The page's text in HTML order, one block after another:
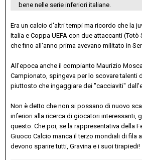
bene nelle serie inferiori italiane.
Era un calcio d'altri tempi ma ricordo che la
Italia e Coppa UEFA con due attaccanti (Totò
che fino all'anno prima avevano militato in
All'epoca anche il compianto Maurizio
Campionato, spingeva per lo scovare talenti
piuttosto che ingaggiare dei "cacciaviti"
Non è detto che non si possano di nuovo
inferiori alla ricerca di giocatori interessanti,
questo. Che poi, se la rappresentativa della
Giuoco Calcio manca il terzo mondiali di fila
devono sparire tutti, Gravina e i suoi tirapiedi!